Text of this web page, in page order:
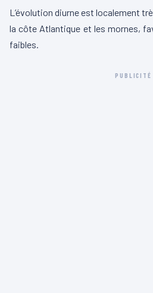
L’évolution diurne est localement
la côte Atlantique et les mornes,
faibles.
PUBLICITÉ